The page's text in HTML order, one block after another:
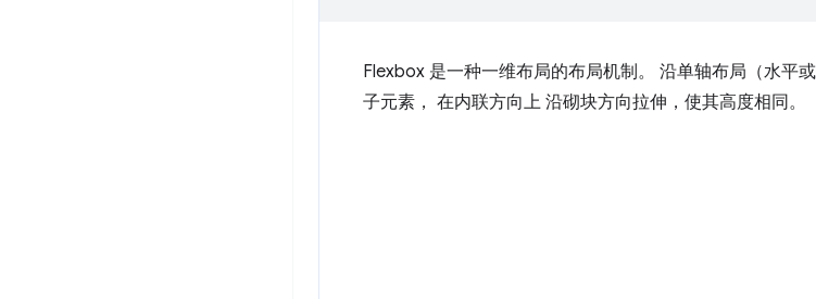
Flexbox 是一种一维布局的布局机制。 沿单轴布局（水平
子元素， 在内联方向上 沿砌块方向拉伸，使其高度相同。